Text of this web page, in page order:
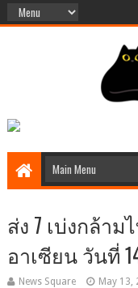
ส่ง 7 เบ่งกล้า
อาเซียน วันที่
News Square May 13,